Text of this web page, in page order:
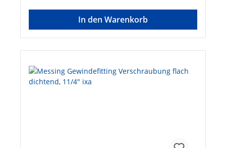
wurde dadurch beachtet.• Gemäß UBA-
Positivliste für Trinkwasser geeignet Größe: DN
32 (1 1/4")Form: WinkelSystemgebunden: -Max.
Arbeitsdruck [bar]: 10Konisch: ✓Max.
Mediumtemperatur (Dauerbetrieb) [°C]: 80
In den Warenkorb